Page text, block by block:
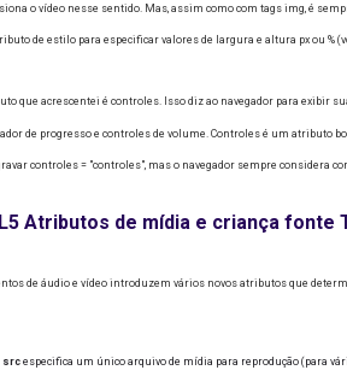
o vídeo nesse sentido. Mas, assim como com tags img, é
de estilo para especificar valores de largura e altura px ou %
que acrescentei é controles. Isso diz ao navegador para exibir
de progresso e controles de volume. Controles é um atributo
controles = "controles", mas o navegador sempre considera
Atributos de mídia e criança fonte
de áudio e vídeo introduzem vários novos atributos que
src especifica um único arquivo de mídia para reprodução (para